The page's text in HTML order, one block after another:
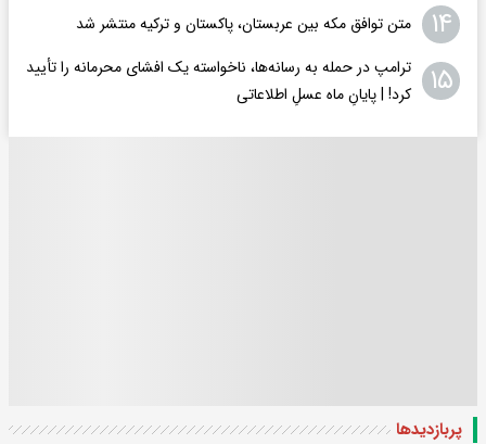
۱۴ متن توافق مکه بین عربستان، پاکستان و ترکیه منتشر شد
۱۵
ترامپ در حمله‌ به رسانه‌ها، ناخواسته یک افشای محرمانه را تأیید
کرد! |‌ پایانِ ماه عسلِ اطلاعاتی
پربازدید‌ها